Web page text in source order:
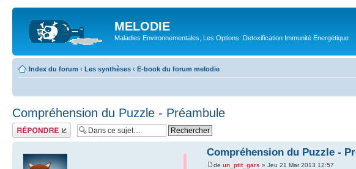
MELODIE
Maladies Environnementales, Les Options: Detoxification Immunité Energétique
Index du forum ‹ Les synthèses ‹ E-book du forum melodie
Compréhension du Puzzle - Préambule
Répondre
Compréhension du Puzzle -
deun_ptit_gars » Jeu 21 Mar 2013 12:57